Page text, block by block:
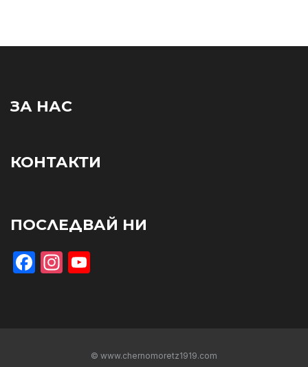
ЗА НАС
КОНТАКТИ
ПОСЛЕДВАЙ НИ
Facebook
Instagram
© www.chernomoretz1919.com